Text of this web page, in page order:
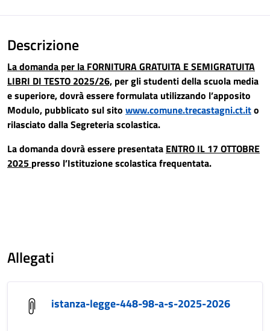
Descrizione
La domanda per la FORNITURA GRATUITA E SEMIGRATUITA
LIBRI DI TESTO 2025/26, pergli studenti della scuola media
e superiore, dovrà essere formulata utilizzando l’apposito
Modulo, pubblicato sul sito www.comune.trecastagni.ct.ito
rilasciato dalla Segreteria scolastica.
La domanda dovrà essere presentata ENTRO IL 17 OTTOBRE
2025 presso l’Istituzione scolastica frequentata.
Allegati
istanza-legge-448-98-a-s-2025-2026